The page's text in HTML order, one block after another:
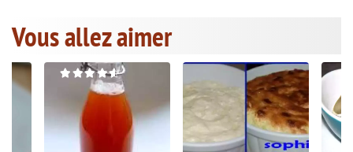
Vous allez aimer